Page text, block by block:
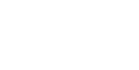
Esta celebración, que
de toda la vida, se ha
participan tanto
viven fuera del